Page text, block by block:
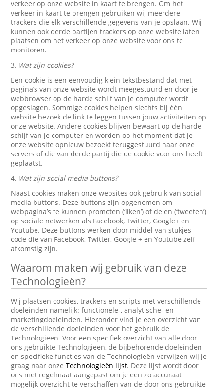
verkeer op onze website in kaart te brengen. Om het
verkeer in kaart te brengen gebruiken wij meerdere
trackers die elk verschillende gegevens van je opslaan. Wij
kunnen ook derde partijen trackers op onze website laten
plaatsen om het verkeer op onze website voor ons te
monitoren.
3. Wat zijn cookies?
Een cookie is een eenvoudig klein tekstbestand dat met
pagina’s van onze website wordt meegestuurd en door je
webbrowser op de harde schijf van je computer wordt
opgeslagen. Sommige cookies helpen slechts bij één
website bezoek de link te leggen tussen jouw activiteiten op
onze website. Andere cookies blijven bewaart op de harde
schijf van je computer en worden op het moment dat je
onze website opnieuw bezoekt teruggestuurd naar onze
servers of die van derde partij die de cookie voor ons heeft
geplaatst.
4. Wat zijn social media buttons?
Naast cookies maken onze websites ook gebruik van social
media buttons. Deze buttons zijn opgenomen om
webpagina’s te kunnen promoten (‘liken’) of delen (‘tweeten’)
op sociale netwerken als Facebook, Twitter, Google+ en
Youtube. Deze buttons werken door middel van stukjes
code die van Facebook, Twitter, Google + en Youtube zelf
afkomstig zijn.
Waarom maken wij gebruik van deze
Technologieën?
Wij plaatsen cookies, trackers en scripts met verschillende
doeleinden namelijk: functionele-, analytische- en
marketingdoeleinden. Hieronder vind je een overzicht van
de verschillende doeleinden voor het gebruik de
Technologieën. Voor een specifiek overzicht van alle door
ons gebruikte Technologieën, de bijbehorende doeleinden
en specifieke functies van de Technologieën verwijzen wij je
graag naar onzeTechnologieën lijst. Deze lijst wordt door
ons met regelmaat aangepast om je een zo accuraat
mogelijk overzicht te verschaffen van de door ons gebruikte